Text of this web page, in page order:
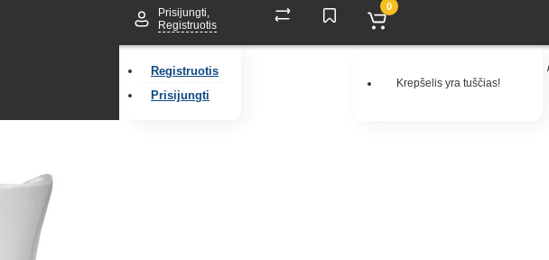
Prisijungti,
Registruotis
Registruotis
Prisijungti
0
Krepšelis yra tuščias!